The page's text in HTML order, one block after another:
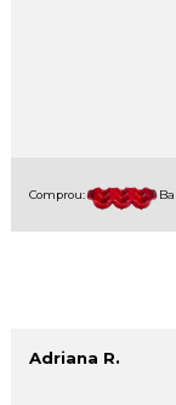
Comprou:
Adriana R.